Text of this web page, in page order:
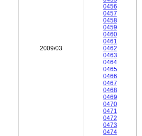
2009/03
0456
0457
0458
0459
0460
0461
0462
0463
0464
0465
0466
0467
0468
0469
0470
0471
0472
0473
0474